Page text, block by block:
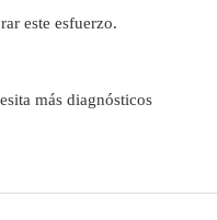
este esfuerzo.
más diagnósticos